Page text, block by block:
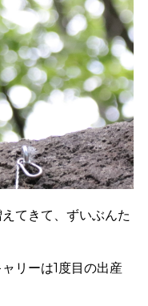
てきて、ずいぶんた
リーは1度目の出産